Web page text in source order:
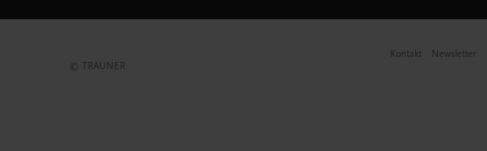
© TRAUNER
Kontakt Newsletter